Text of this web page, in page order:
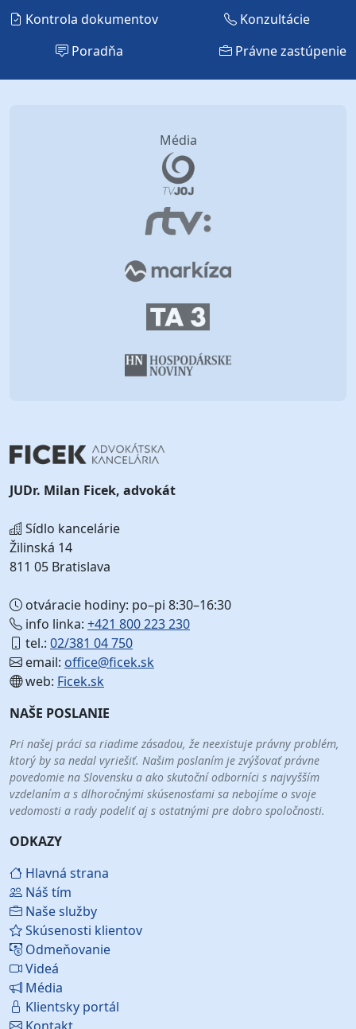
Kontrola dokumentov
Konzultácie
Poradňa
Právne zastúpenie
Média
JUDr. Milan Ficek, advokát
Sídlo kancelárie
Žilinská 14
811 05 Bratislava
otváracie hodiny: po–pi 8:30–16:30
info linka: +421 800 223 230
tel.: 02/381 04 750
email: office@ficek.sk
web: Ficek.sk
NAŠE POSLANIE
Pri našej práci sa riadime zásadou, že neexistuje právny problém,
ktorý by sa nedal vyriešiť. Našim poslaním je zvýšovať právne
povedomie na Slovensku a ako skutoční odborníci s najvyšším
vzdelaním a s dlhoročnými skúsenosťami sa nebojíme o svoje
vedomosti a rady podeliť aj s ostatnými pre dobro spoločnosti.
ODKAZY
Hlavná strana
Náš tím
Naše služby
Skúsenosti klientov
Odmeňovanie
Videá
Média
Klientsky portál